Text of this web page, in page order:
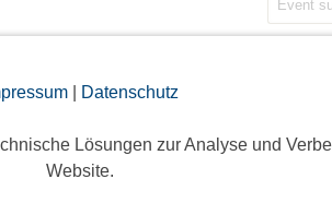
| Datenschutz
Lösungen zur Analyse und
Website.
Kapelle